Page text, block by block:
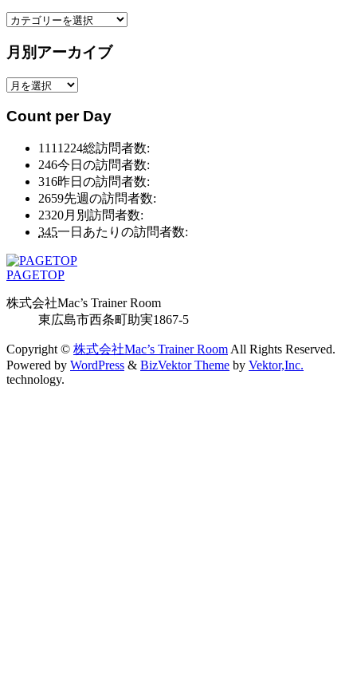
カ
ゴ
ー
ア
月別アーカイブ
月
ア
Count per Day
1111224総訪問者数:
246今日の訪問者数:
316昨日の訪問者数:
2659先週の訪問者数:
2320月別訪問者数:
345一日あたりの訪問者数:
PAGETOP
株式会社Mac’s Trainer Room
東広島市西条町助実1867-5
Copyright © 株式会社Mac’s Trainer Room All Rights Reserved.
Powered by WordPress & BizVektor Theme by Vektor,Inc.
technology.